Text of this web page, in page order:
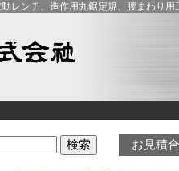
レンチ、造作用丸鋸定規、腰まわり
お見積